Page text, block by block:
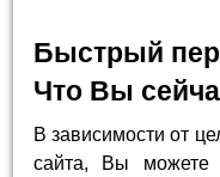
Быстрый
Что Вы
В зависимости от
сайта, Вы можете